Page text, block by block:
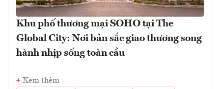
Khu phố thương mại SOHO tại The
Global City: Nơi bản sắc giao thương song
hành nhịp sống toàn cầu
Xem thêm